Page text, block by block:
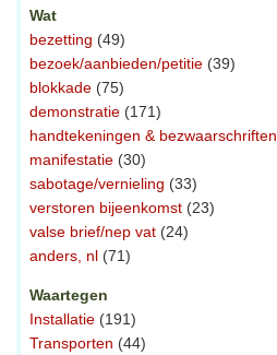
Wat
bezetting (49)
bezoek/aanbieden/petitie (39)
blokkade (75)
demonstratie (171)
handtekeningen & bezwaarschriften
manifestatie (30)
sabotage/vernieling (33)
verstoren bijeenkomst (23)
valse brief/nep vat (24)
anders, nl (71)
Waartegen
Installatie (191)
Transporten (44)